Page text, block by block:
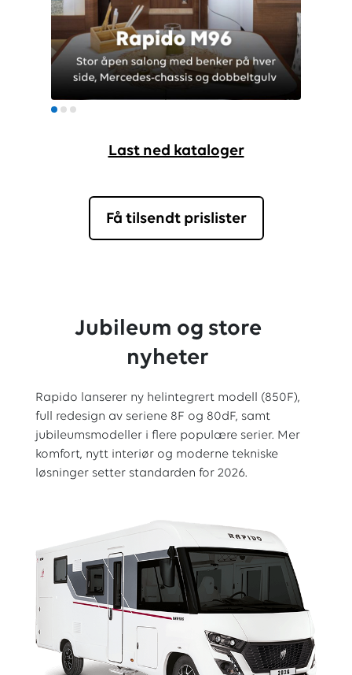
Last ned kataloger
Få tilsendt prislister
Jubileum og store
nyheter
Rapido lanserer ny helintegrert modell (850F),
full redesign av seriene 8F og 80dF, samt
jubileumsmodeller i flere populære serier. Mer
komfort, nytt interiør og moderne tekniske
løsninger setter standarden for 2026.